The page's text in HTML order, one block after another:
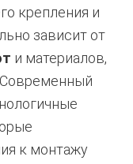
крепления и
зависит от
и материалов,
Современный
к монтажу